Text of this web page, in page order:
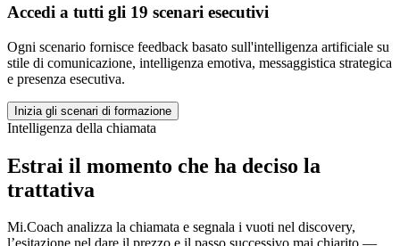
Accedi a tutti gli 19 scenari esecutivi
Ogni scenario fornisce feedback basato sull'intelligenza artificiale su
stile di comunicazione, intelligenza emotiva, messaggistica strategica
e presenza esecutiva.
Inizia gli scenari di formazione
Intelligenza della chiamata
Estrai il momento che ha deciso la
trattativa
Mi.Coach analizza la chiamata e segnala i vuoti nel discovery,